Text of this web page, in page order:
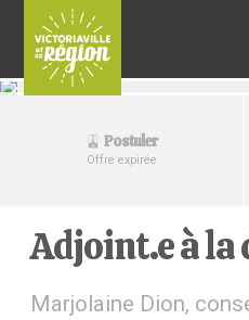
Postuler
Offre expirée
Adjoint.e à
Marjolaine Dion,